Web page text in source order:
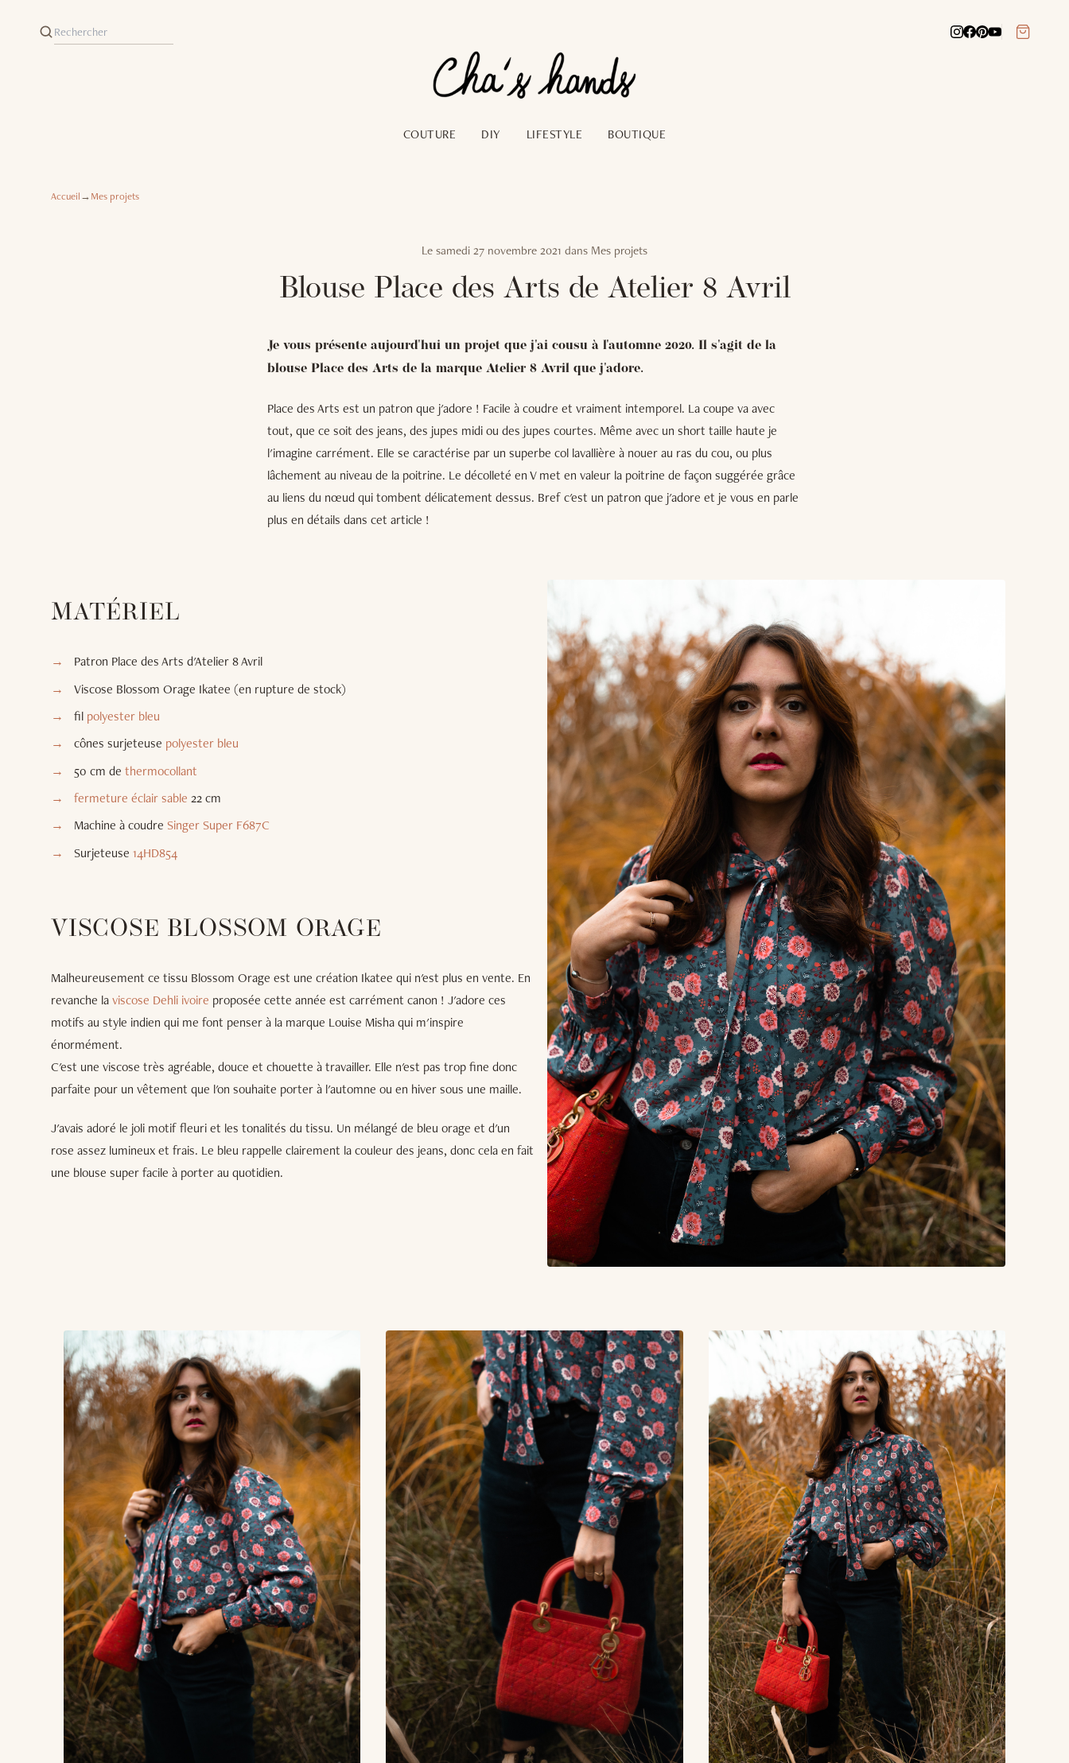
COUTURE DIY LIFESTYLE BOUTIQUE
Accueil→Mes projets
Le samedi 27 novembre 2021 dans Mes projets
Blouse Place des Arts de Atelier 8 Avril
Je vous présente aujourd'hui un projet que j'ai cousu à l'automne 2020. Il s'agit de la
blouse Place des Arts de la marque Atelier 8 Avril que j'adore.
Place des Arts est un patron que j'adore ! Facile à coudre et vraiment intemporel. La coupe va avec
tout, que ce soit des jeans, des jupes midi ou des jupes courtes. Même avec un short taille haute je
l'imagine carrément. Elle se caractérise par un superbe col lavallière à nouer au ras du cou, ou plus
lâchement au niveau de la poitrine. Le décolleté en V met en valeur la poitrine de façon suggérée grâce
au liens du nœud qui tombent délicatement dessus. Bref c'est un patron que j'adore et je vous en parle
plus en détails dans cet article !
MATÉRIEL
Patron Place des Arts d'Atelier 8 Avril
Viscose Blossom Orage Ikatee (en rupture de stock)
fil polyester bleu
cônes surjeteuse polyester bleu
50 cm de thermocollant
fermeture éclair sable 22 cm
Machine à coudre Singer Super F687C
Surjeteuse 14HD854
VISCOSE BLOSSOM ORAGE
Malheureusement ce tissu Blossom Orage est une création Ikatee qui n'est plus en vente. En
revanche laviscose Dehli ivoire proposée cette année est carrément canon ! J'adore ces
motifs au style indien qui me font penser à la marque Louise Misha qui m'inspire
énormément.
C'est une viscose très agréable, douce et chouette à travailler. Elle n'est pas trop fine donc
parfaite pour un vêtement que l'on souhaite porter à l'automne ou en hiver sous une maille.
J'avais adoré le joli motif fleuri et les tonalités du tissu. Un mélangé de bleu orage et d'un
rose assez lumineux et frais. Le bleu rappelle clairement la couleur des jeans, donc cela en fait
une blouse super facile à porter au quotidien.